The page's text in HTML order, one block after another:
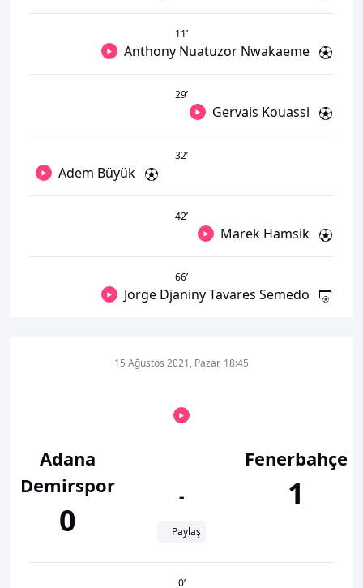
11’
Anthony Nuatuzor Nwakaeme
29’
Gervais Kouassi
32’
Adem Büyük
42’
Marek Hamsik
66’
Jorge Djaniny Tavares Semedo
Adana
Demirspor
0
15 Ağustos 2021, Pazar, 18:45
-
Paylaş
Fenerbahçe
1
0’